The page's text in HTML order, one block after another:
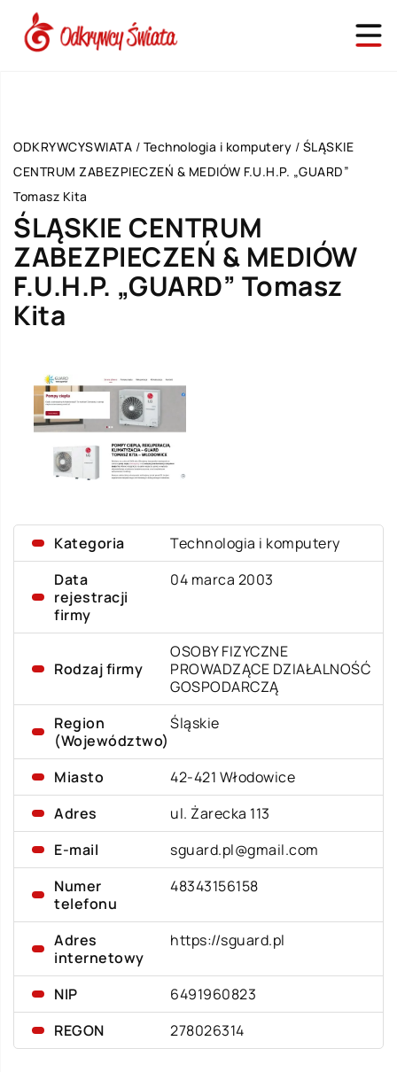
ODKRYWCYSWIATA / Technologia i komputery / ŚLĄSKIE
CENTRUM ZABEZPIECZEŃ & MEDIÓW F.U.H.P. „GUARD”
Tomasz Kita
ŚLĄSKIE CENTRUM
ZABEZPIECZEŃ & MEDIÓW
F.U.H.P. „GUARD” Tomasz
Kita
Kategoria
Technologia i komputery
Data
rejestracji
firmy
04 marca 2003
Rodzaj firmy
OSOBY FIZYCZNE
PROWADZĄCE DZIAŁALNOŚĆ
GOSPODARCZĄ
Region
(Województwo)
Śląskie
Miasto
42-421 Włodowice
Adres
ul. Żarecka 113
E-mail
sguard.pl@gmail.com
Numer
telefonu
48343156158
Adres
internetowy
https://sguard.pl
NIP
6491960823
REGON
278026314